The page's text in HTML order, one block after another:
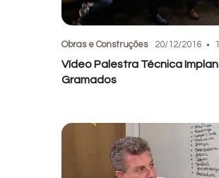
Obras e Construções 20/12/2016
Vídeo Palestra Técnica
Gramados